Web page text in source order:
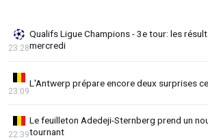
Qualifs Ligue Champions - 3e tour: les
mercredi
23:28
L'Antwerp prépare encore deux surprises
23:09
Le feuilleton Adedeji-Sternberg prend un
tournant
22:39